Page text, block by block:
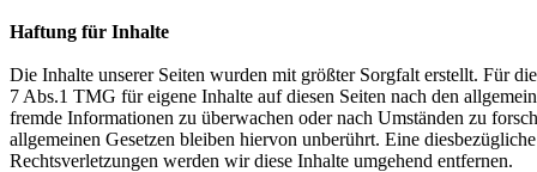
Haftung für Inhalte
Die Inhalte unserer Seiten wurden mit größter Sorgfalt erstellt. Für
7 Abs.1 TMG für eigene Inhalte auf diesen Seiten nach den
fremde Informationen zu überwachen oder nach Umständen zu
allgemeinen Gesetzen bleiben hiervon unberührt. Eine
Rechtsverletzungen werden wir diese Inhalte umgehend entfernen.